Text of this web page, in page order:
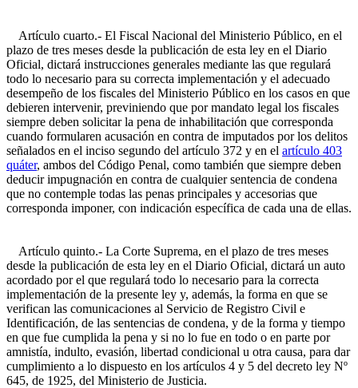
Artículo cuarto.- El Fiscal Nacional del Ministerio Público, en el
plazo de tres meses desde la publicación de esta ley en el Diario
Oficial, dictará instrucciones generales mediante las que regulará
todo lo necesario para su correcta implementación y el adecuado
desempeño de los fiscales del Ministerio Público en los casos en que
debieren intervenir, previniendo que por mandato legal los fiscales
siempre deben solicitar la pena de inhabilitación que corresponda
cuando formularen acusación en contra de imputados por los delitos
señalados en el inciso segundo del artículo 372 y en el artículo 403
quáter, ambos del Código Penal, como también que siempre deben
deducir impugnación en contra de cualquier sentencia de condena
que no contemple todas las penas principales y accesorias que
corresponda imponer, con indicación específica de cada una de ellas.
Artículo quinto.- La Corte Suprema, en el plazo de tres meses
desde la publicación de esta ley en el Diario Oficial, dictará un auto
acordado por el que regulará todo lo necesario para la correcta
implementación de la presente ley y, además, la forma en que se
verifican las comunicaciones al Servicio de Registro Civil e
Identificación, de las sentencias de condena, y de la forma y tiempo
en que fue cumplida la pena y si no lo fue en todo o en parte por
amnistía, indulto, evasión, libertad condicional u otra causa, para dar
cumplimiento a lo dispuesto en los artículos 4 y 5 del decreto ley Nº
645, de 1925, del Ministerio de Justicia.